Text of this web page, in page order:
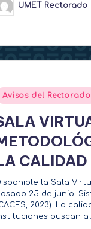
UMET Rectorado
Avisos del Rectorado
la Sala
25 de junio.
2023). La
buscan